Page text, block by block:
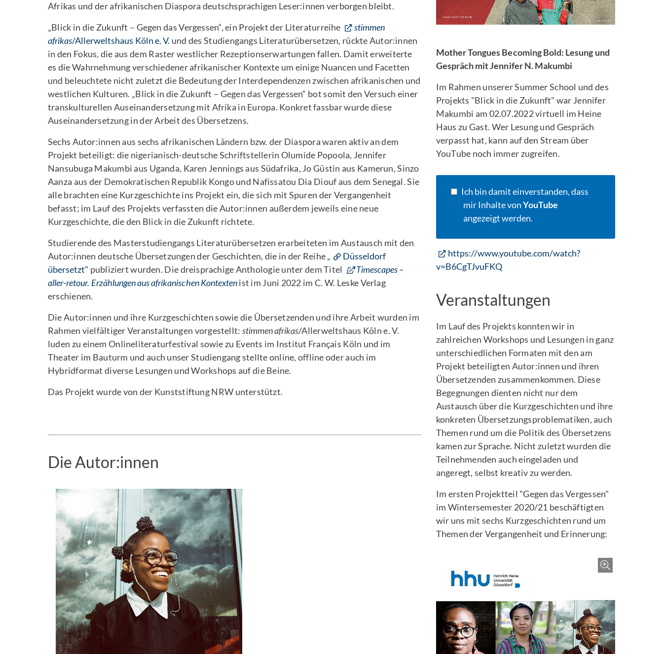
Afrikas und der afrikanischen Diaspora deutschsprachigen Leser:innen verborgen bleibt.
„Blick in die Zukunft – Gegen das Vergessen“, ein Projekt der Literaturreihe
stimmen
afrikas/Allerweltshaus Köln e. V. und des Studiengangs Literaturübersetzen, rückte Autor:innen
in den Fokus, die aus dem Raster westlicher Rezeptionserwartungen fallen. Damit erweiterte
es die Wahrnehmung verschiedener afrikanischer Kontexte um einige Nuancen und Facetten
und beleuchtete nicht zuletzt die Bedeutung der Interdependenzen zwischen afrikanischen und
westlichen Kulturen. „Blick in die Zukunft – Gegen das Vergessen“ bot somit den Versuch einer
transkulturellen Auseinandersetzung mit Afrika in Europa. Konkret fassbar wurde diese
Auseinandersetzung in der Arbeit des Übersetzens.
Sechs Autor:innen aus sechs afrikanischen Ländern bzw. der Diaspora waren aktiv an dem
Projekt beteiligt: die nigerianisch-deutsche Schriftstellerin Olumide Popoola, Jennifer
Nansubuga Makumbi aus Uganda, Karen Jennings aus Südafrika, Jo Güstin aus Kamerun, Sinzo
Aanza aus der Demokratischen Republik Kongo und Nafissatou Dia Diouf aus dem Senegal. Sie
alle brachten eine Kurzgeschichte ins Projekt ein, die sich mit Spuren der Vergangenheit
befasst; im Lauf des Projekts verfassten die Autor:innen außerdem jeweils eine neue
Kurzgeschichte, die den Blick in die Zukunft richtete.
Studierende des Masterstudiengangs Literaturübersetzen erarbeiteten im Austausch mit den
Autor:innen deutsche Übersetzungen der Geschichten, die in der Reihe „
Düsseldorf
übersetzt" publiziert wurden. Die dreisprachige Anthologie unter dem Titel
Timescapes –
aller-retour. Erzählungen aus afrikanischen Kontextenist im Juni 2022 im C. W. Leske Verlag
erschienen.
Die Autor:innen und ihre Kurzgeschichten sowie die Übersetzenden und ihre Arbeit wurden im
Rahmen vielfältiger Veranstaltungen vorgestellt: stimmen afrikas/Allerweltshaus Köln e. V.
luden zu einem Onlineliteraturfestival sowie zu Events im Institut Français Köln und im
Theater im Bauturm und auch unser Studiengang stellte online, offline oder auch im
Hybridformat diverse Lesungen und Workshops auf die Beine.
Das Projekt wurde von der Kunststiftung NRW unterstützt.
Die Autor:innen
Mother Tongues Becoming Bold: Lesung und
Gespräch mit Jennifer N. Makumbi
Im Rahmen unserer Summer School und des
Projekts "Blick in die Zukunft" war Jennifer
Makumbi am 02.07.2022 virtuell im Heine
Haus zu Gast. Wer Lesung und Gespräch
verpasst hat, kann auf den Stream über
YouTube noch immer zugreifen.
Ich bin damit einverstanden, dass
mir Inhalte vonYouTube
angezeigt werden.
https://www.youtube.com/watch?
v=B6CgTJvuFKQ
Veranstaltungen
Im Lauf des Projekts konnten wir in
zahlreichen Workshops und Lesungen in ganz
unterschiedlichen Formaten mit den am
Projekt beteiligten Autor:innen und ihren
Übersetzenden zusammenkommen. Diese
Begegnungen dienten nicht nur dem
Austausch über die Kurzgeschichten und ihre
konkreten Übersetzungsproblematiken, auch
Themen rund um die Politik des Übersetzens
kamen zur Sprache. Nicht zuletzt wurden die
Teilnehmenden auch eingeladen und
angeregt, selbst kreativ zu werden.
Im ersten Projektteil "Gegen das Vergessen"
im Wintersemester 2020/21 beschäftigten
wir uns mit sechs Kurzgeschichten rund um
Themen der Vergangenheit und Erinnerung: